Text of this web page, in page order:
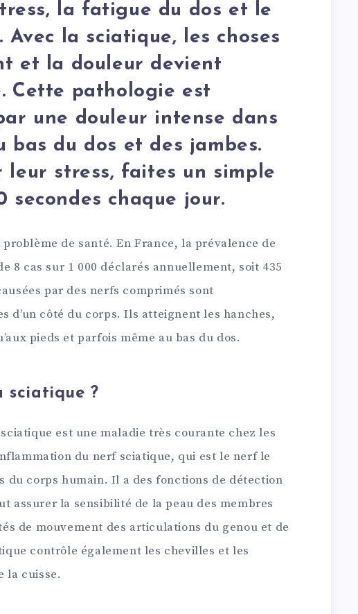
la fatigue du dos et le
Avec la sciatique, les choses
et la douleur devient
Cette pathologie est
une douleur intense dans
bas du dos et des jambes.
leur stress, faites un simple
secondes chaque jour.
de santé. En France, la prévalence de
8 cas sur 1 000 déclarés annuellement, soit 435
par des nerfs comprimés sont
d’un côté du corps. Ils atteignent les hanches,
pieds et parfois même au bas du dos.
sciatique ?
est une maladie très courante chez les
du nerf sciatique, qui est le nerf le
du corps humain. Il a des fonctions de détection
assurer la sensibilité de la peau des membres
de mouvement des articulations du genou et de
contrôle également les chevilles et les
la cuisse.